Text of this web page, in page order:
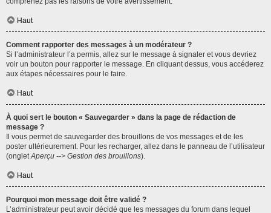
Haut
Comment rapporter des messages à un modérateur ?
Si l’administrateur l’a permis, allez sur le message à signaler et vous devriez
voir un bouton pour rapporter le message. En cliquant dessus, vous accéderez
aux étapes nécessaires pour le faire.
Haut
À quoi sert le bouton « Sauvegarder » dans la page de rédaction de
message ?
Il vous permet de sauvegarder des brouillons de vos messages et de les
poster ultérieurement. Pour les recharger, allez dans le panneau de l’utilisateur
(ongletAperçu --> Gestion des brouillons).
Haut
Pourquoi mon message doit être validé ?
L’administrateur peut avoir décidé que les messages du forum dans lequel